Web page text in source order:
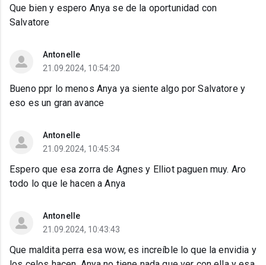
Que bien y espero Anya se de la oportunidad con
Salvatore
Antonelle
21.09.2024, 10:54:20
Bueno ppr lo menos Anya ya siente algo por Salvatore y
eso es un gran avance
Antonelle
21.09.2024, 10:45:34
Espero que esa zorra de Agnes y Elliot paguen muy. Aro
todo lo que le hacen a Anya
Antonelle
21.09.2024, 10:43:43
Que maldita perra esa wow, es increíble lo que la envidia y